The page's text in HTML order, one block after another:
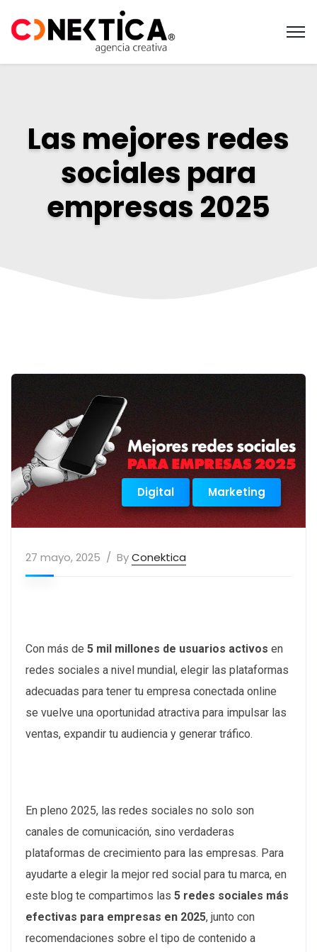
Las mejores redes
sociales para
empresas 2025
Digital Marketing
27 mayo, 2025 ByConektica
Con más de 5 mil millones de usuarios activos en
redes sociales a nivel mundial, elegir las plataformas
adecuadas para tener tu empresa conectada online
se vuelve una oportunidad atractiva para impulsar las
ventas, expandir tu audiencia y generar tráfico.
​En pleno 2025, las redes sociales no solo son
canales de comunicación, sino verdaderas
plataformas de crecimiento para las empresas. Para
ayudarte a elegir la mejor red social para tu marca, en
este blog te compartimos las 5 redes sociales más
efectivas para empresas en 2025, junto con
recomendaciones sobre el tipo de contenido a